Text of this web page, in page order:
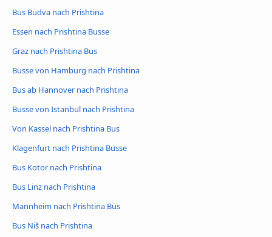
Bus Budva nach Prishtina
Essen nach Prishtina Busse
Graz nach Prishtina Bus
Busse von Hamburg nach Prishtina
Bus ab Hannover nach Prishtina
Busse von Istanbul nach Prishtina
Von Kassel nach Prishtina Bus
Klagenfurt nach Prishtina Busse
Bus Kotor nach Prishtina
Bus Linz nach Prishtina
Mannheim nach Prishtina Bus
Bus Niš nach Prishtina